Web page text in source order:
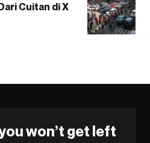
Cuitan di X
won’t get left